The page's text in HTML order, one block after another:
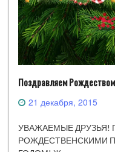
Поздравляем
21 декабря, 2015
УВАЖАЕМЫЕ ДРУЗЬЯ!
РОЖДЕСТВЕНСКИМИ